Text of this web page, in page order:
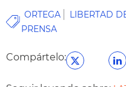
ORTEGA LIBERTAD
PRENSA
Compártelo: